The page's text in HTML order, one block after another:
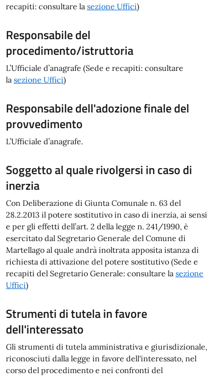
recapiti: consultare la sezione Uffici)
Responsabile del
procedimento/istruttoria
L’Ufficiale d’anagrafe (Sede e recapiti: consultare
la sezione Uffici)
Responsabile dell'adozione finale del
provvedimento
L’Ufficiale d’anagrafe.
Soggetto al quale rivolgersi in caso di
inerzia
Con Deliberazione di Giunta Comunale n. 63 del
28.2.2013 il potere sostitutivo in caso di inerzia, ai sensi
e per gli effetti dell’art. 2 della legge n. 241/1990, è
esercitato dal Segretario Generale del Comune di
Martellago al quale andrà inoltrata apposita istanza di
richiesta di attivazione del potere sostitutivo (Sede e
recapiti del Segretario Generale: consultare la sezione
Uffici)
Strumenti di tutela in favore
dell'interessato
Gli strumenti di tutela amministrativa e giurisdizionale,
riconosciuti dalla legge in favore dell'interessato, nel
corso del procedimento e nei confronti del